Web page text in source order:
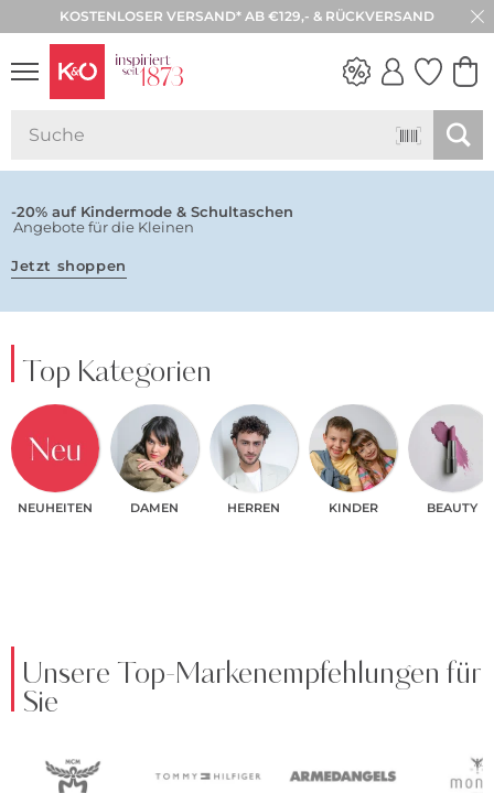
KOSTENLOSER VERSAND* AB €129,- & RÜCKVERSAND
-20% auf Kindermode & Schultaschen
Angebote für die Kleinen
Jetzt shoppen
Top Kategorien
NEUHEITEN DAMEN HERREN KINDER BEAUTY
Unsere Top-Markenempfehlungen für
Sie